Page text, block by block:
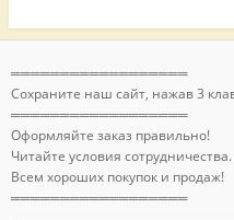
══════════════════
Сохраните наш сайт, нажав 3
══════════════════
Оформляйте заказ правильно!
Читайте условия сотрудничества.
Всем хороших покупок и продаж!
══════════════════